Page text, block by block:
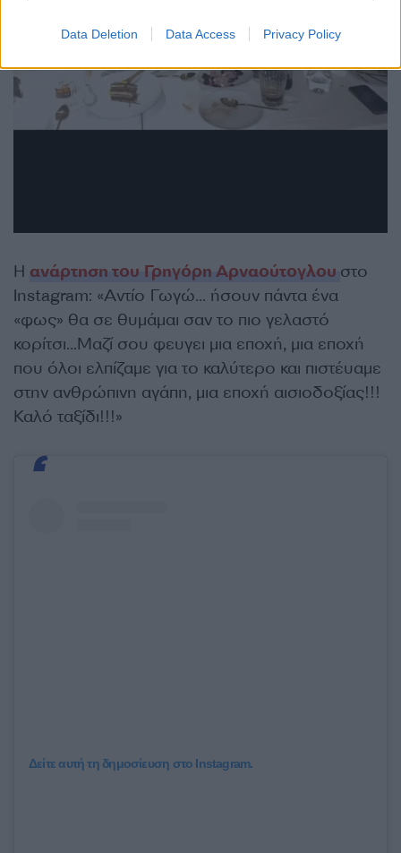
Data Deletion Data Access Privacy Policy
Η ανάρτηση του Γρηγόρη Αρναούτογλου στο
Instagram: «Αντίο Γωγώ… ήσουν πάντα ένα
«φως» θα σε θυμάμαι σαν το πιο γελαστό
κορίτσι…Μαζί σου φευγει μια εποχή, μια εποχή
που όλοι ελπίζαμε για το καλύτερο και πιστέυαμε
στην ανθρώπινη αγάπη, μια εποχή αισιοδοξίας!!!
Καλό ταξίδι!!!»
Δείτε αυτή τη δημοσίευση στο Instagram.